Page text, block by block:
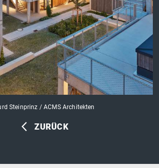
Steinprinz / ACMS Architekten
ZURÜCK